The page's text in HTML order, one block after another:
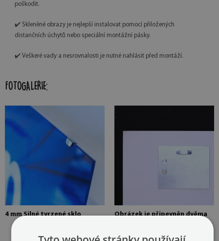
poškodit.
✔️ Skleněné obrazy je nejlepší instalovat pomocí přiložených
distančních úchytů nebo speciální montážní pásky.
✔️ Veškeré vady a nesrovnalosti je nutné nahlásit před montáží.
FOTOGALERIE:
4 mm Silné tvrzené sklo
Obrázek je připevněn dvěma
závěsy přilepeny na dvou